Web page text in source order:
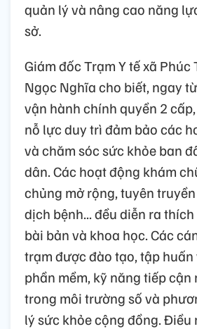
quản lý và nâng cao năng
sở.
Giám đốc Trạm Y tế xã Phúc
Ngọc Nghĩa cho biết, ngay
vận hành chính quyền 2
nỗ lực duy trì đảm bảo các
và chăm sóc sức khỏe ban
dân. Các hoạt động khám
chủng mở rộng, tuyên
dịch bệnh... đều diễn ra
bài bản và khoa học. Các
trạm được đào tạo, tập huấn
phần mềm, kỹ năng tiếp cận
trong môi trường số và
lý sức khỏe cộng đồng. Điều